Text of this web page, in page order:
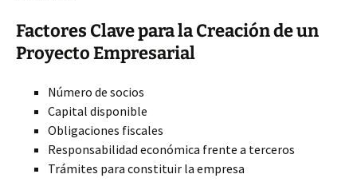
Factores Clave para la Creación de un
Proyecto Empresarial
Número de socios
Capital disponible
Obligaciones fiscales
Responsabilidad económica frente a terceros
Trámites para constituir la empresa